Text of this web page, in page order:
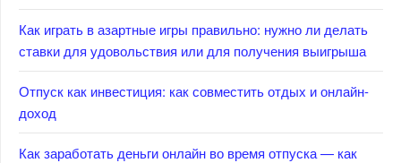
Как играть в азартные игры правильно: нужно ли делать
ставки для удовольствия или для получения выигрыша
Отпуск как инвестиция: как совместить отдых и онлайн-
доход
Как заработать деньги онлайн во время отпуска — как